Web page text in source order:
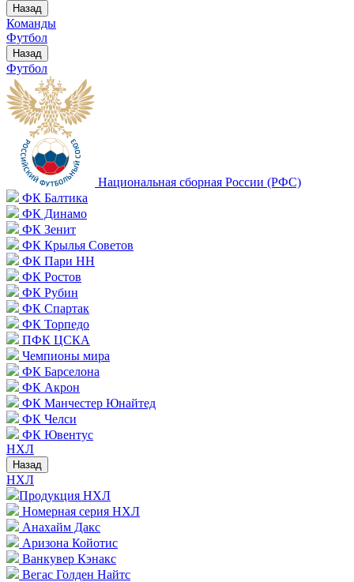
Назад
Команды
Футбол
Назад
Футбол
Национальная сборная России (РФС)
ФК Балтика
ФК Динамо
ФК Зенит
ФК Крылья Советов
ФК Пари НН
ФК Ростов
ФК Рубин
ФК Спартак
ФК Торпедо
ПФК ЦСКА
Чемпионы мира
ФК Барселона
ФК Акрон
ФК Манчестер Юнайтед
ФК Челси
ФК Ювентус
НХЛ
Назад
НХЛ
Продукция НХЛ
Номерная серия НХЛ
Анахайм Дакс
Аризона Койотис
Ванкувер Кэнакс
Вегас Голден Найтс